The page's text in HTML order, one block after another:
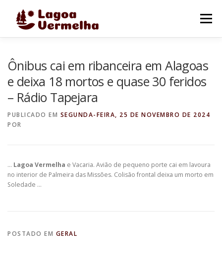
Menu
FALE CONOSCO
Ônibus cai em ribanceira em Alagoas
e deixa 18 mortos e quase 30 feridos
– Rádio Tapejara
PUBLICADO EM SEGUNDA-FEIRA, 25 DE NOVEMBRO DE 2024
POR
… Lagoa Vermelha e Vacaria. Avião de pequeno porte cai em lavoura
no interior de Palmeira das Missões. Colisão frontal deixa um morto em
Soledade …
POSTADO EM GERAL